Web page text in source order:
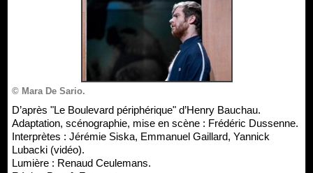
© Mara De Sario.
D’après "Le Boulevard périphérique" d’Henry Bauchau.
Adaptation, scénographie, mise en scène : Frédéric Dussenne.
Interprètes : Jérémie Siska, Emmanuel Gaillard, Yannick
Lubacki (vidéo).
Lumière : Renaud Ceulemans.